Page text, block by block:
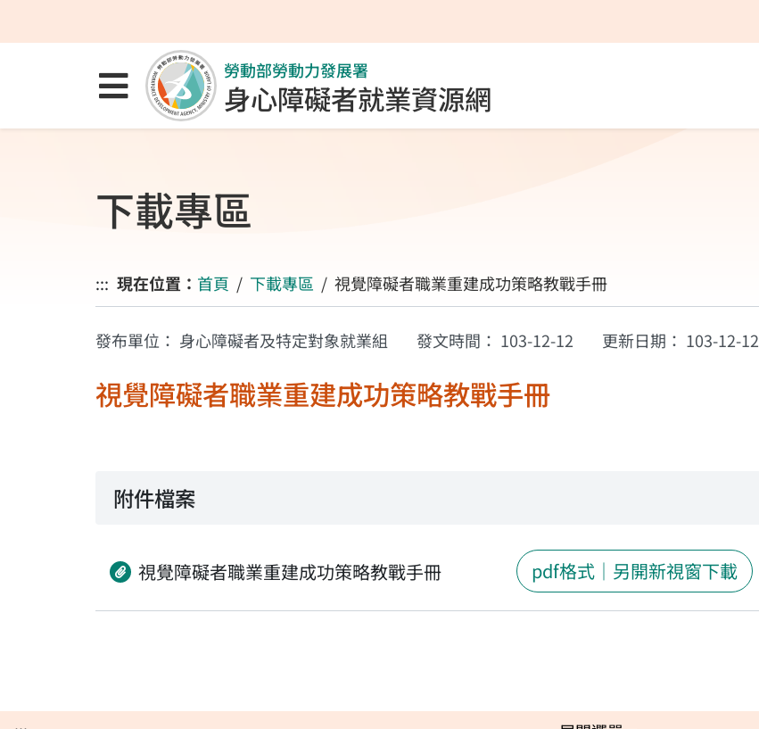
點選開啟選單
勞動部勞動力發展署
身心障礙者就業資源網
下載專區
::: 現在位置： 首頁 下載專區 視覺障礙者職業重建成功策略教戰手冊
發布單位： 身心障礙者及特定對象就業組 發文時間： 103-12-12 更新日期： 103-12-12
視覺障礙者職業重建成功策略教戰手冊
附件檔案
視覺障礙者職業重建成功策略教戰手冊 pdf格式｜另開新視窗下載